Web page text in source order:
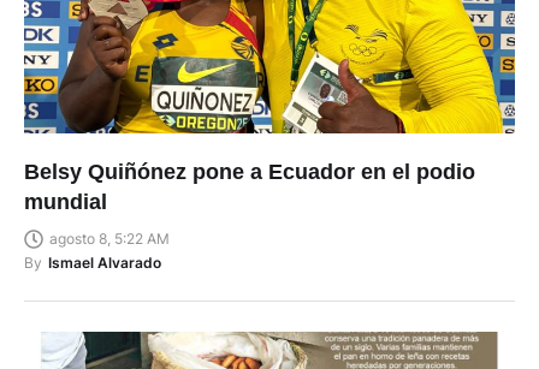
Belsy Quiñónez pone a Ecuador en el podio
mundial
agosto 8, 5:22 AM
By Ismael Alvarado